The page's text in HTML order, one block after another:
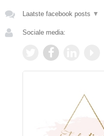
Laatste facebook posts ▼
Sociale media: